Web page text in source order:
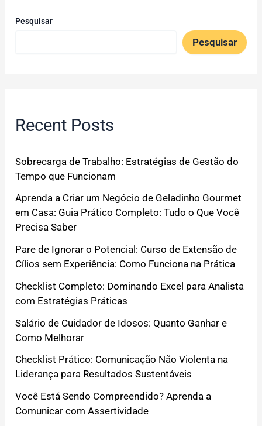
Pesquisar
Pesquisar
Recent Posts
Sobrecarga de Trabalho: Estratégias de Gestão do
Tempo que Funcionam
Aprenda a Criar um Negócio de Geladinho Gourmet
em Casa: Guia Prático Completo: Tudo o Que Você
Precisa Saber
Pare de Ignorar o Potencial: Curso de Extensão de
Cílios sem Experiência: Como Funciona na Prática
Checklist Completo: Dominando Excel para Analista
com Estratégias Práticas
Salário de Cuidador de Idosos: Quanto Ganhar e
Como Melhorar
Checklist Prático: Comunicação Não Violenta na
Liderança para Resultados Sustentáveis
Você Está Sendo Compreendido? Aprenda a
Comunicar com Assertividade